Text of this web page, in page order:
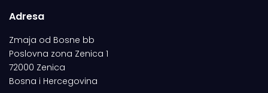
Adresa
Zmaja od Bosne bb
Poslovna zona Zenica 1
72000 Zenica
Bosna i Hercegovina